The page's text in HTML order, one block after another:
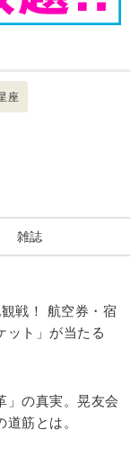
座
雑誌
戦！ 航空券・宿
ット」が当たる
」の真実。晃友会
筋とは。